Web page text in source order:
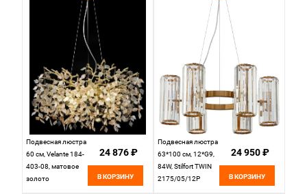
Подвесная люстра
60 см, Velante 184-
403-08, матовое
золото
24 876 ₽
В КОРЗИНУ
Подвесная люстра
63*100 см, 12*G9,
84W, Stilfort TWIN
2175/05/12P
24 950 ₽
В КОРЗИНУ